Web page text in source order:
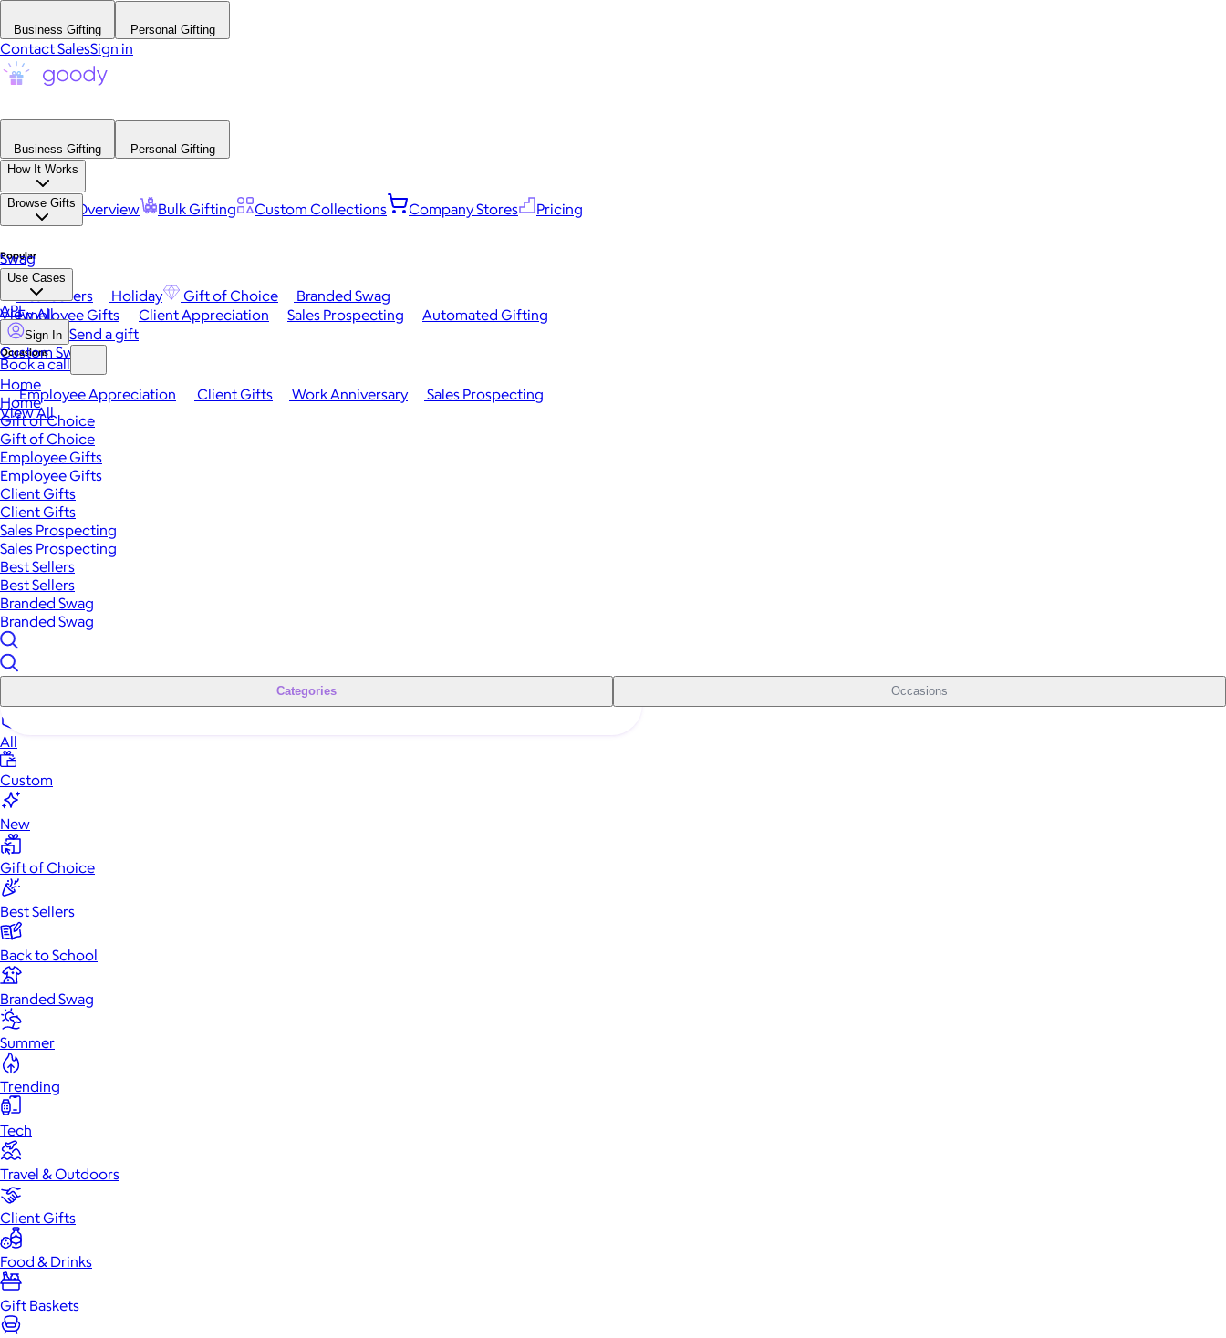
Business Gifting Personal Gifting
Contact SalesSign in
Business Gifting
Personal Gifting
How It Works
Platform Overview Bulk Gifting Custom Collections Company Stores Pricing
Browse Gifts
Popular
Best Sellers Holiday Gift of Choice
Branded Swag
View All
Occasions
Employee Appreciation Client Gifts Work Anniversary
Sales Prospecting
View All
Swag
Use Cases
Employee Gifts Client Appreciation Sales Prospecting Automated Gifting
Custom Swag
API
Sign In Send a gift
Book a call
Home
Home
Gift of Choice
Gift of Choice
Employee Gifts
Employee Gifts
Client Gifts
Client Gifts
Sales Prospecting
Sales Prospecting
Best Sellers
Best Sellers
Branded Swag
Branded Swag
Categories Occasions
All
Custom
New
Gift of Choice
Best Sellers
Back to School
Branded Swag
Summer
Trending
Tech
Travel & Outdoors
Client Gifts
Food & Drinks
Gift Baskets